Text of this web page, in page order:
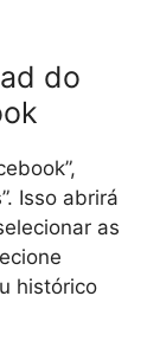
do
Isso abrirá
as
histórico